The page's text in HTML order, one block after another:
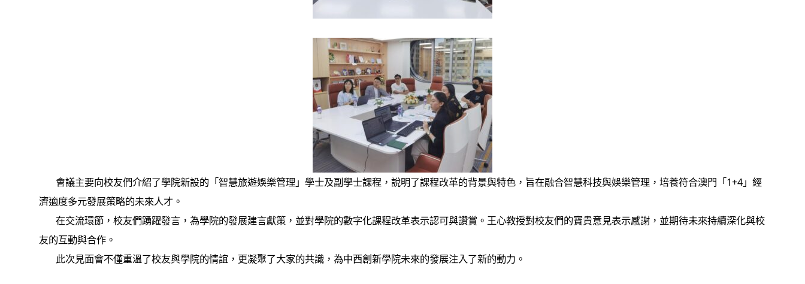
會議主要向校友們介紹了學院新設的「智慧旅遊娛樂管理」學士及副學士課程，說明了課程改革的背景與特色，旨在融合智慧科技與娛樂管理，培養符合澳門「1+4」經
濟適度多元發展策略的未來人才。
在交流環節，校友們踴躍發言，為學院的發展建言獻策，並對學院的數字化課程改革表示認可與讚賞。王心教授對校友們的寶貴意見表示感謝，並期待未來持續深化與校
友的互動與合作。
此次見面會不僅重溫了校友與學院的情誼，更凝聚了大家的共識，為中西創新學院未來的發展注入了新的動力。